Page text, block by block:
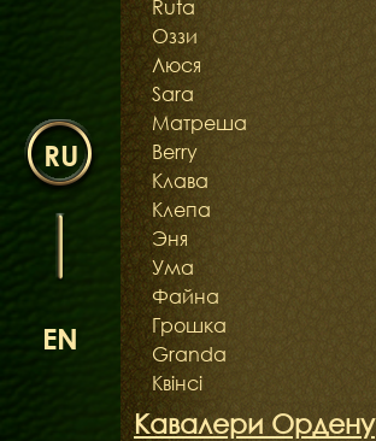
Ruta
Оззи
Люся
Sara
Матреша
Berry
Клава
Клепа
Эня
Ума
Файна
Грошка
Granda
Квінсі
Кавалери Ордену
RU
EN